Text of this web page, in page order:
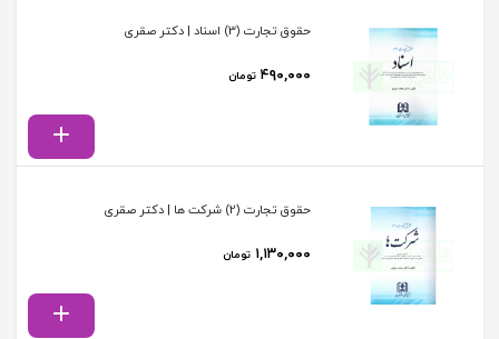
حقوق تجارت (3) اسناد | دکتر صقری
۴۹۰,۰۰۰ تومان
حقوق تجارت (2) شرکت ها | دکتر صقری
۱,۱۳۰,۰۰۰ تومان